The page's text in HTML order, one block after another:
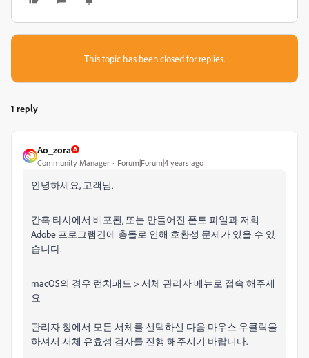
This topic has been closed for replies.
1 reply
Ao_zora
Community Manager Forum|Forum|4 years ago
안녕하세요, 고객님.
간혹 타사에서 배포된, 또는 만들어진 폰트 파일과 저희
Adobe 프로그램간에 충돌로 인해 호환성 문제가 있을 수 있
습니다.
macOS의 경우 런치패드 > 서체 관리자 메뉴로 접속 해주세
요
관리자 창에서 모든 서체를 선택하신 다음 마우스 우클릭을
하셔서 서체 유효성 검사를 진행 해주시기 바랍니다.